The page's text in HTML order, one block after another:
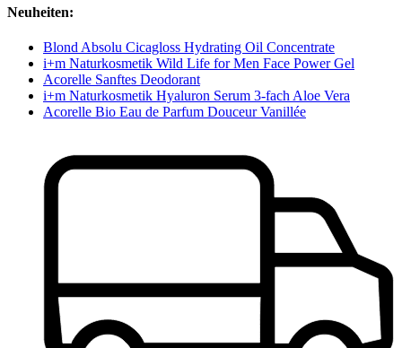
Neuheiten:
Blond Absolu Cicagloss Hydrating Oil Concentrate
i+m Naturkosmetik Wild Life for Men Face Power Gel
Acorelle Sanftes Deodorant
i+m Naturkosmetik Hyaluron Serum 3-fach Aloe Vera
Acorelle Bio Eau de Parfum Douceur Vanillée